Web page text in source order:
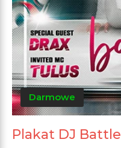
Darmowe
Plakat DJ Battle